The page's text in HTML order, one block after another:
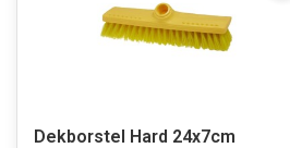
Dekborstel Hard 24x7cm